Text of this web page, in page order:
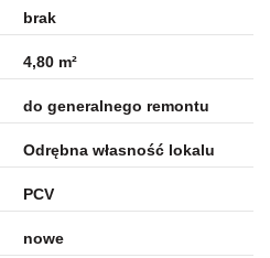
brak
4,80 m²
do generalnego remontu
Odrębna własność lokalu
PCV
nowe